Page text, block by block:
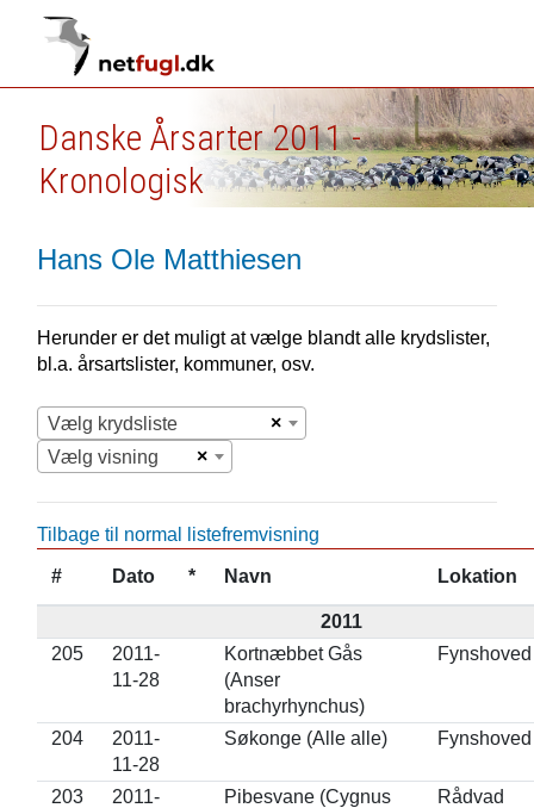
Danske Årsarter 2011 -
Kronologisk
Hans Ole Matthiesen
Herunder er det muligt at vælge blandt alle krydslister,
bl.a. årsartslister, kommuner, osv.
×
Vælg krydsliste
×
Vælg visning
Tilbage til normal listefremvisning
# Dato * Navn Lokation
2011
205
2011-
11-28
Kortnæbbet Gås
(Anser
brachyrhynchus)
Fynshoved
204
2011-
11-28
Søkonge (Alle alle) Fynshoved
203
2011-
Pibesvane (Cygnus
Rådvad